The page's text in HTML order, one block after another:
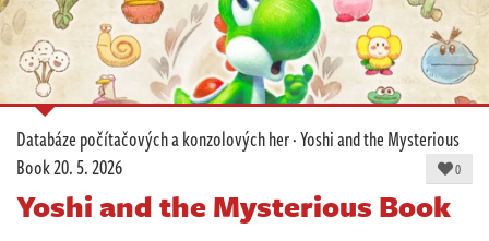
Recenze
Videa
Soutěže
Databáze
Komunita
Databáze počítačových a konzolových her·Yoshi and the Mysterious
Book20. 5. 2026 0
Yoshi and the Mysterious Book